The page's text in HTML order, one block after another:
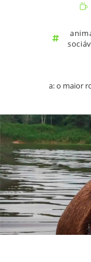
Capivara: o maior